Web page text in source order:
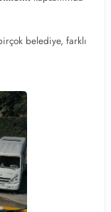
belediye, farklı